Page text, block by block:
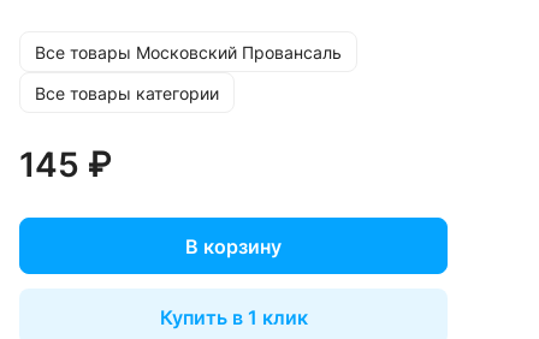
Все товары Московский Провансаль
Все товары категории
145 ₽
В корзину
Купить в 1 клик